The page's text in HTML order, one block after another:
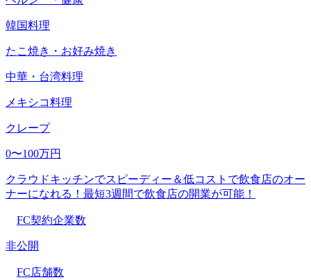
韓国料理
たこ焼き・お好み焼き
中華・台湾料理
メキシコ料理
クレープ
0〜100万円
クラウドキッチンでスピーディー＆低コストで飲食店のオー
ナーになれる！最短3週間で飲食店の開業が可能！
FC契約企業数
非公開
FC店舗数